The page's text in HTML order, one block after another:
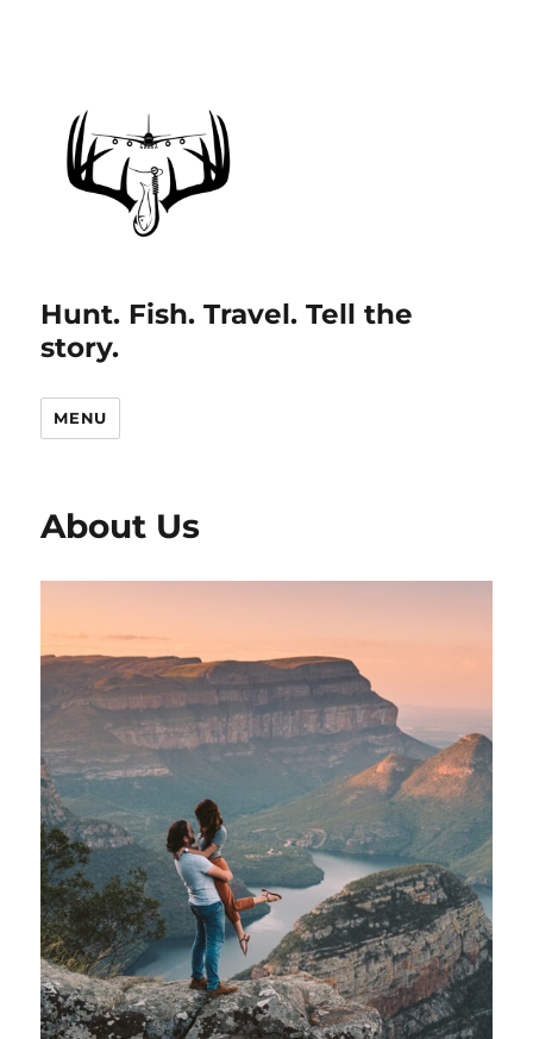
Hunt. Fish. Travel. Tell the
story.
MENU
About Us